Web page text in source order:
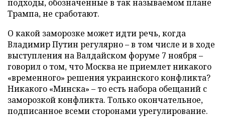
подходы, обозначенные в так называемом плане
Трампа, не сработают.
О какой заморозке может идти речь, когда
Владимир Путин регулярно – в том числе и в ходе
выступления на Валдайском форуме 7 ноября –
говорил о том, что Москва не приемлет никакого
«временного» решения украинского конфликта?
Никакого «Минска» – то есть набора обещаний с
заморозкой конфликта. Только окончательное,
подписанное всеми сторонами урегулирование.